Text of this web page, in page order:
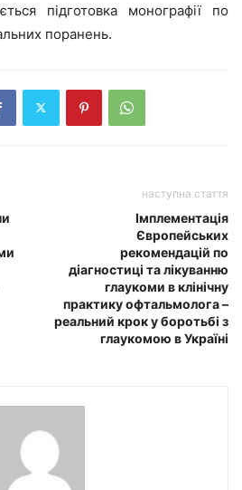
підготовка монографії по
поранень.
наступна стаття
Імплементація
Європейських
рекомендацій по
діагностиці та лікуванню
глаукоми в клінічну
практику офтальмолога –
реальний крок у боротьбі з
глаукомою в Україні